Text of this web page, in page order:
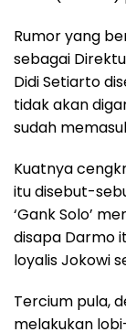
Rumor yang
sebagai
Didi Setiarto
tidak akan
sudah
Kuatnya
itu disebut-
‘Gank Solo’
disapa Darmo
loyalis Jokowi
Tercium pula,
melakukan